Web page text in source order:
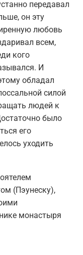
передавал
он эту
любовь
всем,
кого
И
обладал
силой
людей к
было
его
уходить
(Пэунеску),
монастыря